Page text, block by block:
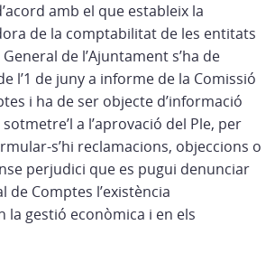
amb el que estableix la
de la comptabilitat de les entitats
de l’Ajuntament s’ha de
l’1 de juny a informe de la Comissió
i ha de ser objecte d’informació
a l’aprovació del Ple, per
s’hi reclamacions, objeccions o
perjudici que es pugui denunciar
de Comptes l’existència
la gestió econòmica i en els